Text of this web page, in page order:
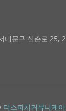
대문구 신촌로 25,
더스피치커뮤니케이